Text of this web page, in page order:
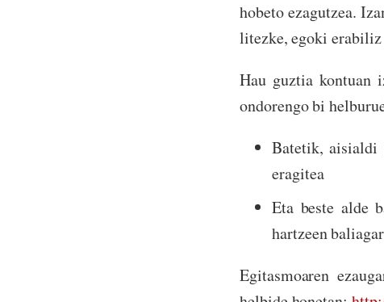
hobeto ezagutzea.
litezke, egoki erabiliz
Hau guztia kontuan
ondorengo bi
Batetik, aisialdi
eragitea
Eta beste alde
hartzeen
Egitasmoaren